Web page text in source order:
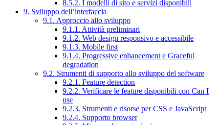
8.5.2. I modelli di sito e servizi disponibili
9. Sviluppo dell’interfaccia
9.1. Approccio allo sviluppo
9.1.1. Attività preliminari
9.1.2. Web design responsivo e accessibile
9.1.3. Mobile first
9.1.4. Progressive enhancement e Graceful
degradation
9.2. Strumenti di supporto allo sviluppo del software
9.2.1. Feature detection
9.2.2. Verificare le feature disponibili con Can I
use
9.2.3. Strumenti e risorse per CSS e JavaScript
9.2.4. Supporto browser